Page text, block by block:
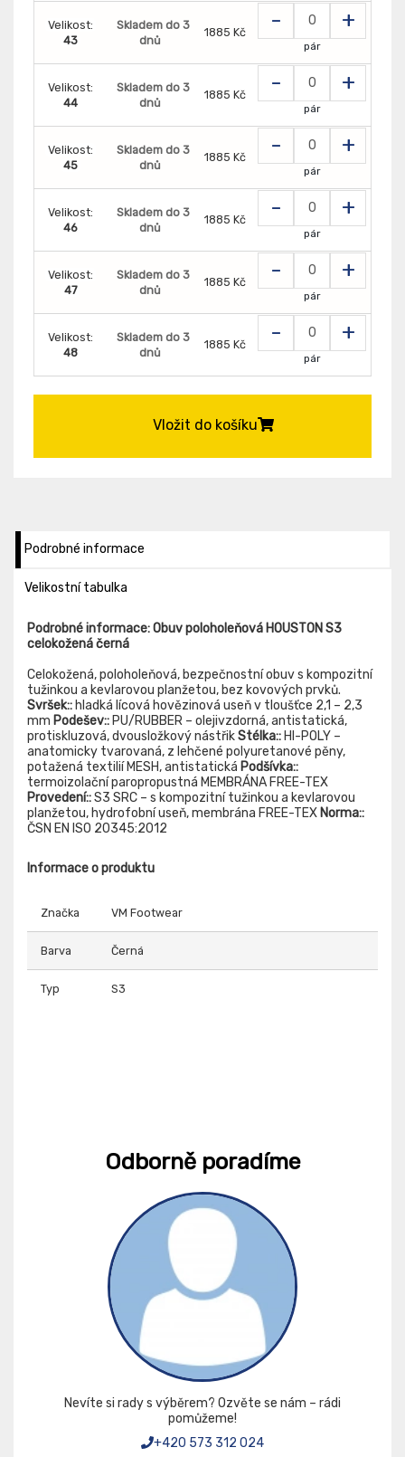
Velikost:
43
Skladem do 3
dnů
1885 Kč - +
pár
Velikost:
44
Skladem do 3
dnů
1885 Kč - +
pár
Velikost:
45
Skladem do 3
dnů
1885 Kč - +
pár
Velikost:
46
Skladem do 3
dnů
1885 Kč - +
pár
Velikost:
47
Skladem do 3
dnů
1885 Kč - +
pár
Velikost:
48
Skladem do 3
dnů
1885 Kč - +
pár
Vložit do košíku
Podrobné informace
Velikostní tabulka
Podrobné informace: Obuv poloholeňová HOUSTON S3
celokožená černá
Celokožená, poloholeňová, bezpečnostní obuv s kompozitní
tužinkou a kevlarovou planžetou, bez kovových prvků.
Svršek:: hladká lícová hovězinová useň v tloušťce 2,1 – 2,3
mm Podešev:: PU/RUBBER – olejivzdorná, antistatická,
protiskluzová, dvousložkový nástřikStélka:: HI-POLY –
anatomicky tvarovaná, z lehčené polyuretanové pěny,
potažená textilií MESH, antistatická Podšívka::
termoizolační paropropustná MEMBRÁNA FREE-TEX
Provedení::S3 SRC – s kompozitní tužinkou a kevlarovou
planžetou, hydrofobní useň, membrána FREE-TEX Norma::
ČSN EN ISO 20345:2012
Informace o produktu
Značka VM Footwear
Barva Černá
Typ S3
Odborně poradíme
Nevíte si rady s výběrem? Ozvěte se nám – rádi
pomůžeme!
+420 573 312 024